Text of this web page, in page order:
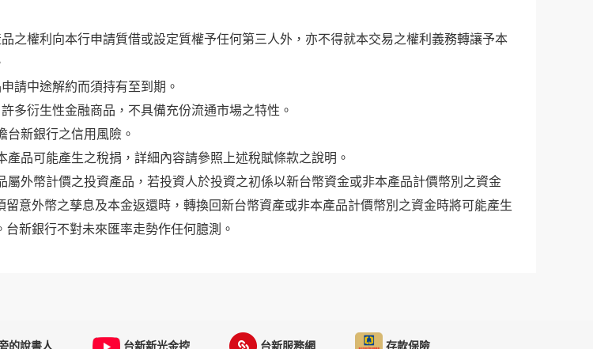
之權利向本行申請質借或設定質權予任何第三人外，亦不得就本交易之權利義務轉讓予本
請中途解約而須持有至到期。
多衍生性金融商品，不具備充份流通市場之特性。
台新銀行之信用風險。
產品可能產生之稅捐，詳細內容請參照上述稅賦條款之說明。
屬外幣計價之投資產品，若投資人於投資之初係以新台幣資金或非本產品計價幣別之資金
留意外幣之孳息及本金返還時，轉換回新台幣資產或非本產品計價幣別之資金時將可能產生
新銀行不對未來匯率走勢作任何臆測。
的說書人 台新新光金控 台新服務網 存款保險